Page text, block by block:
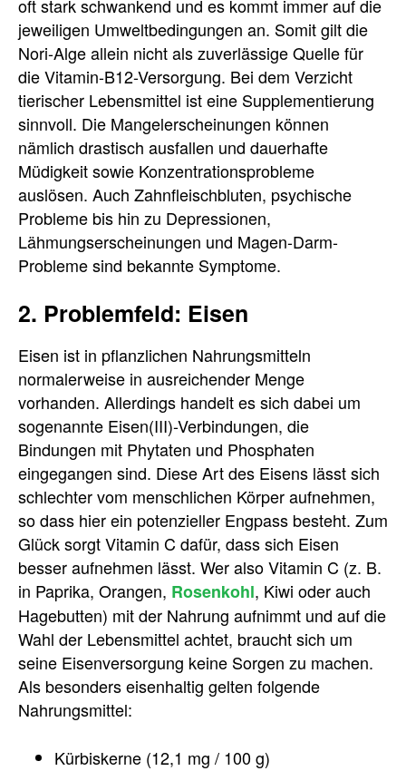
oft stark schwankend und es kommt immer auf die
jeweiligen Umweltbedingungen an. Somit gilt die
Nori-Alge allein nicht als zuverlässige Quelle für
die Vitamin-B12-Versorgung. Bei dem Verzicht
tierischer Lebensmittel ist eine Supplementierung
sinnvoll. Die Mangelerscheinungen können
nämlich drastisch ausfallen und dauerhafte
Müdigkeit sowie Konzentrationsprobleme
auslösen. Auch Zahnfleischbluten, psychische
Probleme bis hin zu Depressionen,
Lähmungserscheinungen und Magen-Darm-
Probleme sind bekannte Symptome.
2. Problemfeld: Eisen
Eisen ist in pflanzlichen Nahrungsmitteln
normalerweise in ausreichender Menge
vorhanden. Allerdings handelt es sich dabei um
sogenannte Eisen(III)-Verbindungen, die
Bindungen mit Phytaten und Phosphaten
eingegangen sind. Diese Art des Eisens lässt sich
schlechter vom menschlichen Körper aufnehmen,
so dass hier ein potenzieller Engpass besteht. Zum
Glück sorgt Vitamin C dafür, dass sich Eisen
besser aufnehmen lässt. Wer also Vitamin C (z. B.
in Paprika, Orangen, Rosenkohl, Kiwi oder auch
Hagebutten) mit der Nahrung aufnimmt und auf die
Wahl der Lebensmittel achtet, braucht sich um
seine Eisenversorgung keine Sorgen zu machen.
Als besonders eisenhaltig gelten folgende
Nahrungsmittel:
Kürbiskerne (12,1 mg / 100 g)